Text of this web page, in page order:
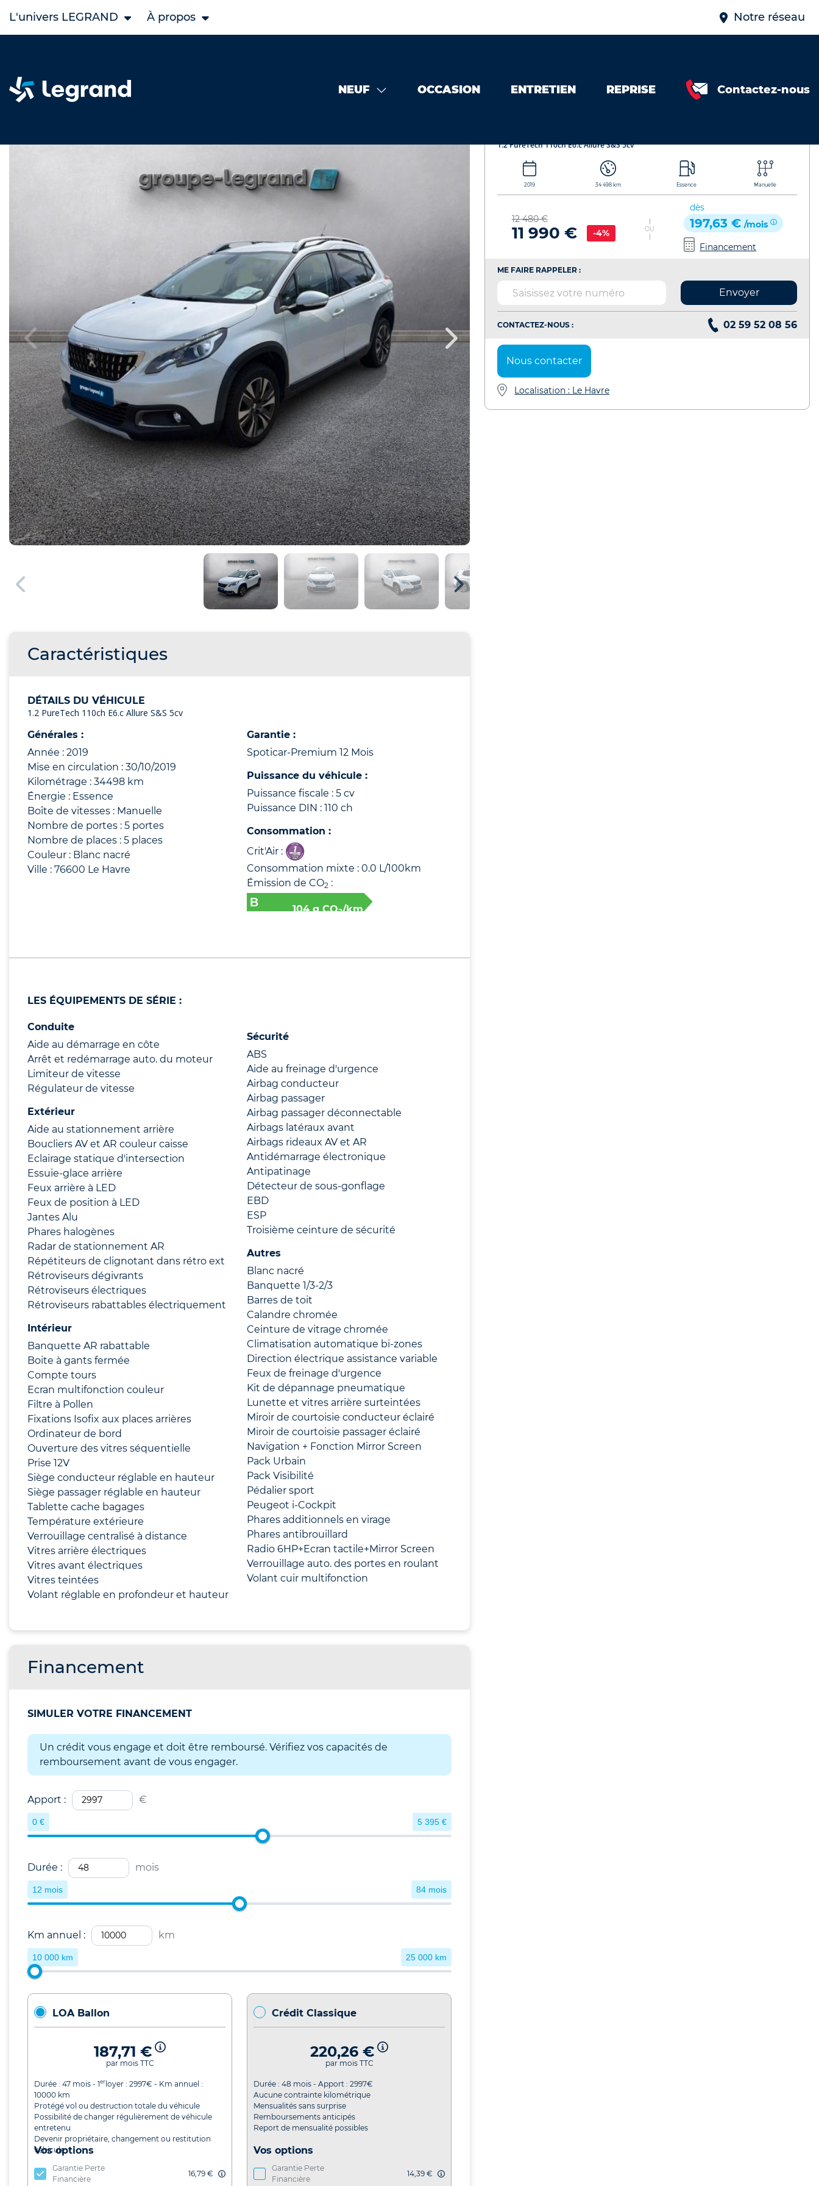
L'univers LEGRAND À propos Notre réseau
NEUF OCCASION ENTRETIEN REPRISE Contactez-nous
Accueil Legrand Occasion
1.2 PureTech 110ch E6.c Allure S&S 5cv
2019 34 498 km Essence Manuelle
12 480 €
11 990 € -4% OU
dès
197,63 € /mois
Financement
ME FAIRE RAPPELER :
Envoyer
CONTACTEZ-NOUS : 02 59 52 08 56
Nous contacter
Localisation : Le Havre
Caractéristiques
DÉTAILS DU VÉHICULE
1.2 PureTech 110ch E6.c Allure S&S 5cv
Générales :
Année : 2019
Mise en circulation : 30/10/2019
Kilométrage : 34498 km
Énergie : Essence
Boîte de vitesses : Manuelle
Nombre de portes : 5 portes
Nombre de places : 5 places
Couleur : Blanc nacré
Ville : 76600 Le Havre
Garantie :
Spoticar-Premium 12 Mois
Puissance du véhicule :
Puissance fiscale : 5 cv
Puissance DIN : 110 ch
Consommation :
Crit'Air :
Consommation mixte : 0.0 L/100km
Émission de CO2 :
104 g CO2/km
LES ÉQUIPEMENTS DE SÉRIE :
Conduite
Aide au démarrage en côte
Arrêt et redémarrage auto. du moteur
Limiteur de vitesse
Régulateur de vitesse
Extérieur
Aide au stationnement arrière
Boucliers AV et AR couleur caisse
Eclairage statique d'intersection
Essuie-glace arrière
Feux arrière à LED
Feux de position à LED
Jantes Alu
Phares halogènes
Radar de stationnement AR
Répétiteurs de clignotant dans rétro ext
Rétroviseurs dégivrants
Rétroviseurs électriques
Rétroviseurs rabattables électriquement
Intérieur
Banquette AR rabattable
Boite à gants fermée
Compte tours
Ecran multifonction couleur
Filtre à Pollen
Fixations Isofix aux places arrières
Ordinateur de bord
Ouverture des vitres séquentielle
Prise 12V
Siège conducteur réglable en hauteur
Siège passager réglable en hauteur
Tablette cache bagages
Température extérieure
Verrouillage centralisé à distance
Vitres arrière électriques
Vitres avant électriques
Vitres teintées
Volant réglable en profondeur et hauteur
Sécurité
ABS
Aide au freinage d'urgence
Airbag conducteur
Airbag passager
Airbag passager déconnectable
Airbags latéraux avant
Airbags rideaux AV et AR
Antidémarrage électronique
Antipatinage
Détecteur de sous-gonflage
EBD
ESP
Troisième ceinture de sécurité
Autres
Blanc nacré
Banquette 1/3-2/3
Barres de toit
Calandre chromée
Ceinture de vitrage chromée
Climatisation automatique bi-zones
Direction électrique assistance variable
Feux de freinage d'urgence
Kit de dépannage pneumatique
Lunette et vitres arrière surteintées
Miroir de courtoisie conducteur éclairé
Miroir de courtoisie passager éclairé
Navigation + Fonction Mirror Screen
Pack Urbain
Pack Visibilité
Pédalier sport
Peugeot i-Cockpit
Phares additionnels en virage
Phares antibrouillard
Radio 6HP+Ecran tactile+Mirror Screen
Verrouillage auto. des portes en roulant
Volant cuir multifonction
Financement
SIMULER VOTRE FINANCEMENT
Un crédit vous engage et doit être remboursé. Vérifiez vos capacités de
remboursement avant de vous engager.
Apport : €
0 € 5 395 €
Durée : mois
12 mois 84 mois
Km annuel : km
10 000 km 25 000 km
LOA Ballon
187,71 €
par mois TTC
Durée : 47 mois - 1er loyer : 2997€ - Km annuel :
10000 km
Protégé vol ou destruction totale du véhicule
Possibilité de changer régulièrement de véhicule
entretenu
Devenir propriétaire, changement ou restitution
véhicule
Vos options
Garantie Perte
Financière
16,79 €
Crédit Classique
220,26 €
par mois TTC
Durée :48 mois - Apport :2997€
Aucune contrainte kilométrique
Mensualités sans surprise
Remboursements anticipés
Report de mensualité possibles
Vos options
Garantie Perte
Financière
14,39 €